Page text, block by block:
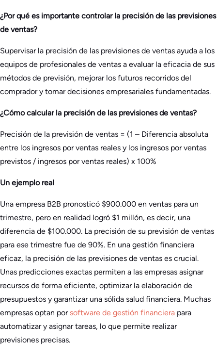
¿Por qué es importante controlar la precisión de las previsiones
de ventas?
Supervisar la precisión de las previsiones de ventas ayuda a los
equipos de profesionales de ventas a evaluar la eficacia de sus
métodos de previsión, mejorar los futuros recorridos del
comprador y tomar decisiones empresariales fundamentadas.
¿Cómo calcular la precisión de las previsiones de ventas?
Precisión de la previsión de ventas = (1 – Diferencia absoluta
entre los ingresos por ventas reales y los ingresos por ventas
previstos / ingresos por ventas reales) x 100%
Un ejemplo real
Una empresa B2B pronosticó $900.000 en ventas para un
trimestre, pero en realidad logró $1 millón, es decir, una
diferencia de $100.000. La precisión de su previsión de ventas
para ese trimestre fue de 90%. En una gestión financiera
eficaz, la precisión de las previsiones de ventas es crucial.
Unas predicciones exactas permiten a las empresas asignar
recursos de forma eficiente, optimizar la elaboración de
presupuestos y garantizar una sólida salud financiera. Muchas
empresas optan por software de gestión financiera para
automatizar y asignar tareas, lo que permite realizar
previsiones precisas.